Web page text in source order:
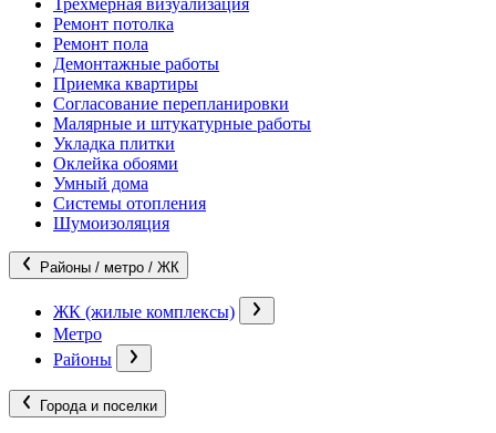
Трехмерная визуализация
Ремонт потолка
Ремонт пола
Демонтажные работы
Приемка квартиры
Согласование перепланировки
Малярные и штукатурные работы
Укладка плитки
Оклейка обоями
Умный дома
Системы отопления
Шумоизоляция
Районы / метро / ЖК
ЖК (жилые комплексы)
Метро
Районы
Города и поселки